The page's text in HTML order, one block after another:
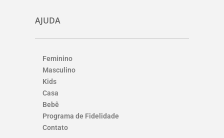
AJUDA
Feminino
Masculino
Kids
Casa
Bebê
Programa de Fidelidade
Contato